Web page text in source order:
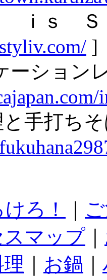
ｉｓ Ｓ
]
ーション
手打ち
ろ！
マップ
お鍋